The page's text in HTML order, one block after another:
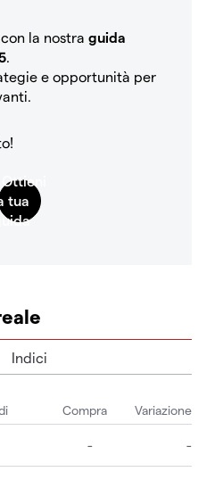
la nostra guida
e opportunità per
Indici